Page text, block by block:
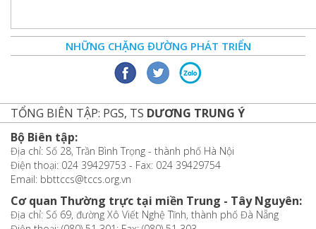
NHỮNG CHẶNG ĐƯỜNG PHÁT TRIỂN
TỔNG BIÊN TẬP: PGS, TS DƯƠNG TRUNG Ý
Bộ Biên tập:
Địa chỉ: Số 28, Trần Bình Trọng - thành phố Hà Nội
Điện thoại: 024 39429753 - Fax: 024 39429754
Email: bbttccs@tccs.org.vn
Cơ quan Thường trực tại miền Trung - Tây Nguyên:
Địa chỉ: Số 69, đường Xô Viết Nghệ Tĩnh, thành phố Đà Nẵng